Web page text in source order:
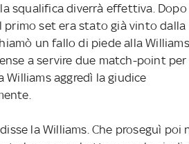
squalifica diverrà effettiva. Dopo
primo set era stato già vinto dalla
un fallo di piede alla Williams
a servire due match-point per
Williams aggredì la giudice
la Williams. Che proseguì poi